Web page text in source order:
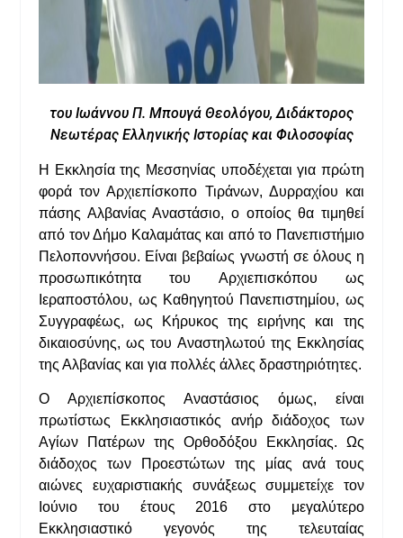
του Ιωάννου Π. Μπουγά Θεολόγου, Διδάκτορος
Νεωτέρας Ελληνικής Ιστορίας και Φιλοσοφίας
Η Εκκλησία της Μεσσηνίας υποδέχεται για πρώτη
φορά τον Αρχιεπίσκοπο Τιράνων, Δυρραχίου και
πάσης Αλβανίας Αναστάσιο, ο οποίος θα τιμηθεί
από τον Δήμο Καλαμάτας και από το Πανεπιστήμιο
Πελοποννήσου. Είναι βεβαίως γνωστή σε όλους η
προσωπικότητα του Αρχιεπισκόπου ως
Ιεραποστόλου, ως Καθηγητού Πανεπιστημίου, ως
Συγγραφέως, ως Κήρυκος της ειρήνης και της
δικαιοσύνης, ως του Αναστηλωτού της Εκκλησίας
της Αλβανίας και για πολλές άλλες δραστηριότητες.
Ο Αρχιεπίσκοπος Αναστάσιος όμως, είναι
πρωτίστως Εκκλησιαστικός ανήρ διάδοχος των
Αγίων Πατέρων της Ορθοδόξου Εκκλησίας. Ως
διάδοχος των Προεστώτων της μίας ανά τους
αιώνες ευχαριστιακής συνάξεως συμμετείχε τον
Ιούνιο του έτους 2016 στο μεγαλύτερο
Εκκλησιαστικό γεγονός της τελευταίας